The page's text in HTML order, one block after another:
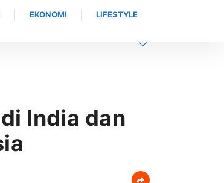
EKONOMI LIFESTYLE
India dan